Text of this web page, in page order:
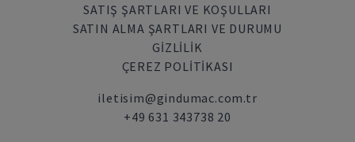
SATIŞ ŞARTLARI VE KOŞULLARI
SATIN ALMA ŞARTLARI VE DURUMU
GİZLİLİK
ÇEREZ POLITIKASI
iletisim@gindumac.com.tr
+49 631 343738 20